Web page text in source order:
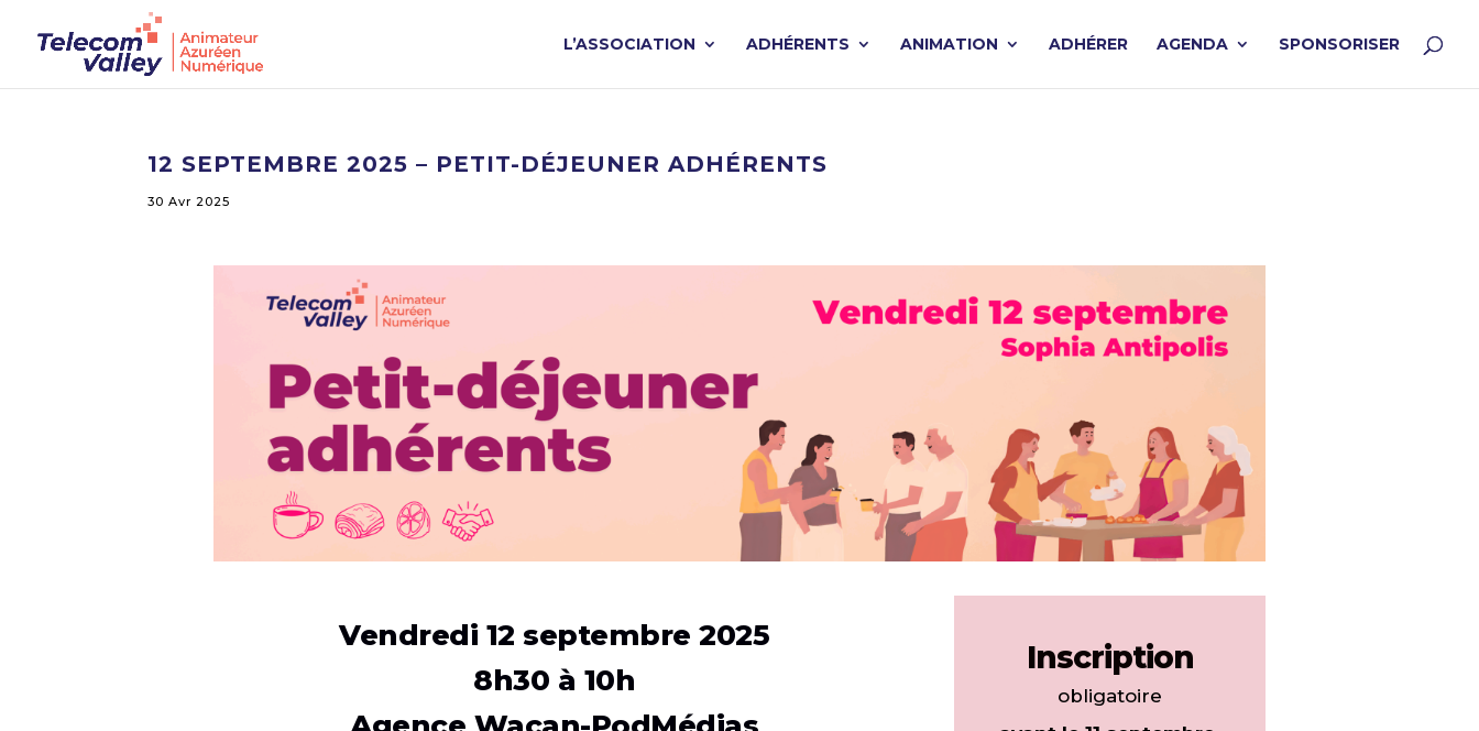
L’ASSOCIATION ADHÉRENTS ANIMATION ADHÉRER AGENDA SPONSORISER
12 SEPTEMBRE 2025 – PETIT-DÉJEUNER ADHÉRENTS
30 Avr 2025
Vendredi 12 septembre 2025
8h30 à 10h
Inscription
obligatoire